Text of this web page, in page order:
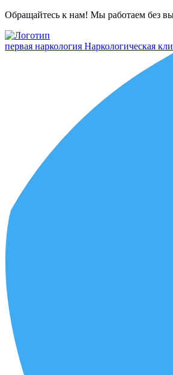
Обращайтесь к нам! Мы работаем без
первая наркология Наркологическая